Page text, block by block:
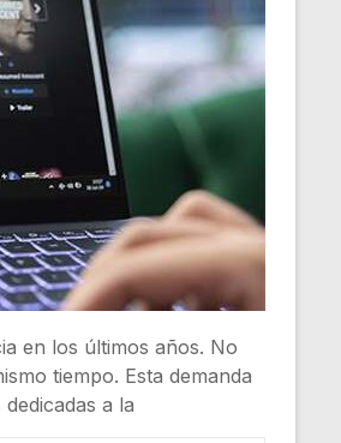
en los últimos años. No
tiempo. Esta demanda
a la